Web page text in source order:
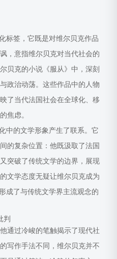
标签，它既是对维尔贝克作品
，意指维尔贝克对当代社会的
贝克的小说《服从》中，深刻
政治动荡。这些作品中的人物
了当代法国社会在全球化、移
焦虑。
中的文学形象产生了联系。它
的复杂位置：他既汲取了法国
突破了传统文学的边界，展现
文学态度无疑让维尔贝克成为
成了与传统文学界主流观念的
判
通过冷峻的笔触揭示了现代社
写作手法不同，维尔贝克并不